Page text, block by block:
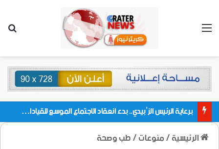
القائمة
برعاية الرئيس الزُبيدي.. بدء انعقاد الاجتماع الموسع للقيادات المحلية بالعاصمة ولمديريات وكتل مجلس العموم ومنسقيات الجامعة بالعاصمة عدن
الرئيسية/منوعات/طب وصحة